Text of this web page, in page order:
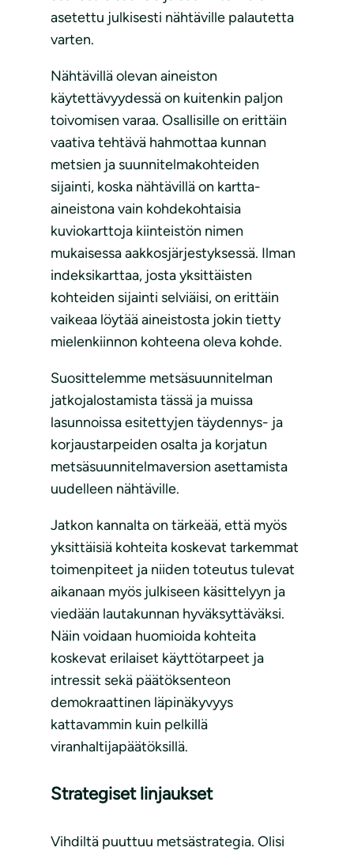
asetettu julkisesti nähtäville palautetta
varten.
Nähtävillä olevan aineiston
käytettävyydessä on kuitenkin paljon
toivomisen varaa. Osallisille on erittäin
vaativa tehtävä hahmottaa kunnan
metsien ja suunnitelmakohteiden
sijainti, koska nähtävillä on kartta-
aineistona vain kohdekohtaisia
kuviokarttoja kiinteistön nimen
mukaisessa aakkosjärjestyksessä. Ilman
indeksikarttaa, josta yksittäisten
kohteiden sijainti selviäisi, on erittäin
vaikeaa löytää aineistosta jokin tietty
mielenkiinnon kohteena oleva kohde.
Suosittelemme metsäsuunnitelman
jatkojalostamista tässä ja muissa
lasunnoissa esitettyjen täydennys- ja
korjaustarpeiden osalta ja korjatun
metsäsuunnitelmaversion asettamista
uudelleen nähtäville.
Jatkon kannalta on tärkeää, että myös
yksittäisiä kohteita koskevat tarkemmat
toimenpiteet ja niiden toteutus tulevat
aikanaan myös julkiseen käsittelyyn ja
viedään lautakunnan hyväksyttäväksi.
Näin voidaan huomioida kohteita
koskevat erilaiset käyttötarpeet ja
intressit sekä päätöksenteon
demokraattinen läpinäkyvyys
kattavammin kuin pelkillä
viranhaltijapäätöksillä.
Strategiset linjaukset
Vihdiltä puuttuu metsästrategia. Olisi